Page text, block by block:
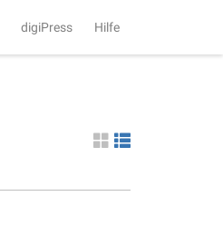
digiPress Hilfe